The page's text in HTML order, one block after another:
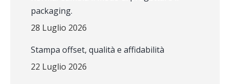
packaging.
28 Luglio 2026
Stampa offset, qualità e affidabilità
22 Luglio 2026